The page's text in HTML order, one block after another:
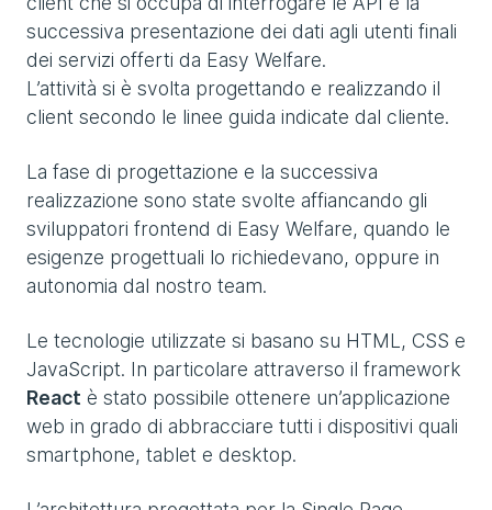
successiva presentazione dei dati agli utenti finali
dei servizi offerti da Easy Welfare.
L’attività si è svolta progettando e realizzando il
client secondo le linee guida indicate dal cliente.
La fase di progettazione e la successiva
realizzazione sono state svolte affiancando gli
sviluppatori frontend di Easy Welfare, quando le
esigenze progettuali lo richiedevano, oppure in
autonomia dal nostro team.
Le tecnologie utilizzate si basano su HTML, CSS e
JavaScript. In particolare attraverso il framework
React è stato possibile ottenere un’applicazione
web in grado di abbracciare tutti i dispositivi quali
smartphone, tablet e desktop.